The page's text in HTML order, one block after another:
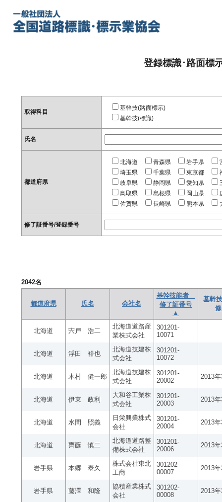
登録標識･路面標
取得科目
基幹技(路面標示)
基幹技(標識)
氏名
都道府県
北海道 青森県 岩手県
埼玉県
千葉県 東京都
岐阜県
静岡県 愛知県
鳥取県
島根県 岡山県
佐賀県
長崎県 熊本県
修了証番号/登録番号
2042名
都道府県 氏名 会社名
基幹技能者
修了証番号
▲
基幹
北海道 宍戸 浩二
北海道道路産
業株式会社
301201-
10071
北海道 浮田 裕也
北海道技建株
式会社
301201-
10072
北海道 木村 健一郎
北海道技建株
式会社
301201-
20002
2013
北海道 伊東 政利
大和谷工業株
式会社
301201-
20003
2013
北海道 水間 照義
日栄興業株式
会社
301201-
20004
2013
北海道 齊藤 慎二
北海道道路整
備株式会社
301201-
20006
2013
岩手県 本郷 泰久
株式会社東北
工商
301202-
00007
2013
岩手県 藤澤 和隆
協積産業株式
会社
301202-
00008
2013